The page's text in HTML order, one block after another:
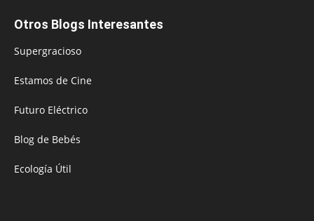
Otros Blogs Interesantes
Supergracioso
Estamos de Cine
Futuro Eléctrico
Blog de Bebés
Ecología Útil